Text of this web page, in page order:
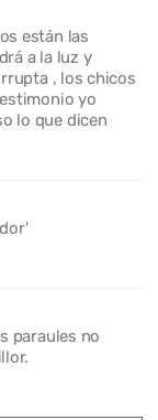
están las
a la luz y
, los chicos
yo
lo que dicen
paraules no